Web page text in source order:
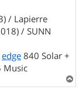
/ Lapierre
/ SUNN
edge 840 Solar +
Music
a